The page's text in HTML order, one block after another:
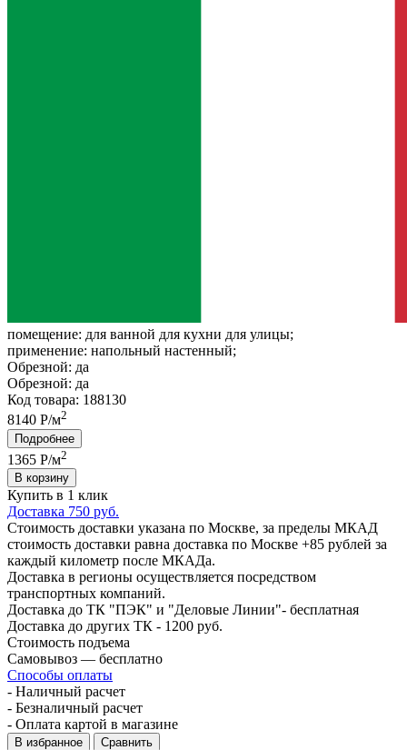
помещение: для ванной для кухни для улицы;
применение: напольный настенный;
Обрезной: да
Обрезной: да
Код товара: 188130
8140 Р/м2
Подробнее
1365 Р/м2
В корзину
Купить в 1 клик
Доставка 750 руб.
Стоимость доставки указана по Москве, за пределы МКАД
стоимость доставки равна доставка по Москве +85 рублей за
каждый километр после МКАДа.
Доставка в регионы осуществляется посредством
транспортных компаний.
Доставка до ТК "ПЭК" и "Деловые Линии"- бесплатная
Доставка до других ТК - 1200 руб.
Стоимость подъема
Самовывоз — бесплатно
Способы оплаты
- Наличный расчет
- Безналичный расчет
- Оплата картой в магазине
В избранное Сравнить